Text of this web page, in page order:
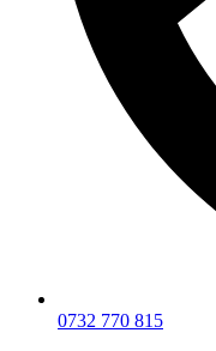
0732 770 815